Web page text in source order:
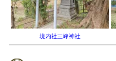
境内社三峰神社